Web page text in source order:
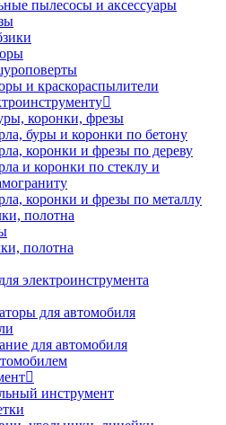
пылесосы и аксессуары
и краскораспылители
коронки, фрезы
буры и коронки по бетону
коронки и фрезы по дереву
и коронки по стеклу и
коронки и фрезы по металлу
полотна
полотна
электроинструмента
для автомобиля
для автомобиля
инструмент